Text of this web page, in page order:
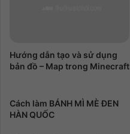
Hướng dẫn tạo và sử dụng
bản đồ – Map trong Minecraft
Cách làm BÁNH MÌ MÈ ĐEN
HÀN QUỐC